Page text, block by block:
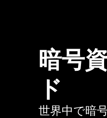
暗号
ド
世界中で暗